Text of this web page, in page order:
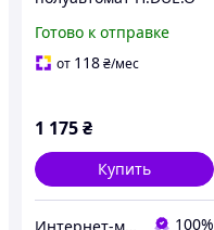
Готово к отправке
от 118₴/мес
1 175₴
Купить
100%